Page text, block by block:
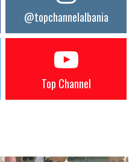
@topchannelalbania
Top Channel